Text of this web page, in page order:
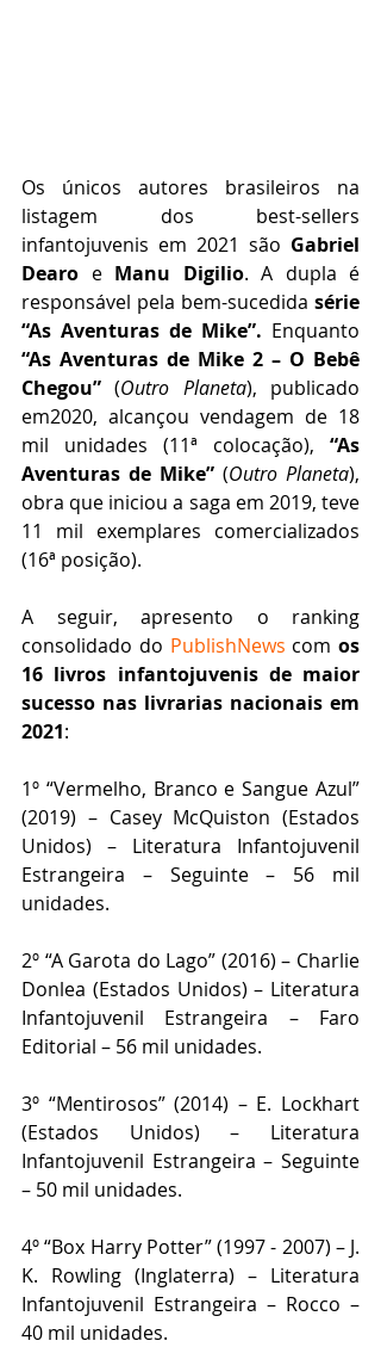
Os únicos autores brasileiros na
listagem dos best-sellers
infantojuvenis em 2021 são Gabriel
Dearo e Manu Digilio. A dupla é
responsável pela bem-sucedida série
“As Aventuras de Mike”.
“As Aventuras de Mike 2 – O Bebê
Chegou” (Outro Planeta), publicado
em2020, alcançou vendagem de 18
mil unidades (11ª colocação), “As
Aventuras de Mike” (Outro Planeta),
obra que iniciou a saga em 2019, teve
11 mil exemplares comercializados
(16ª posição).
A seguir, apresento o ranking
consolidado do PublishNews com os
16 livros infantojuvenis de maior
sucesso nas livrarias nacionais em
2021:
1º “Vermelho, Branco e Sangue Azul”
(2019) – Casey McQuiston (Estados
Unidos) – Literatura Infantojuvenil
Estrangeira – Seguinte – 56 mil
unidades.
2º “A Garota do Lago” (2016) – Charlie
Donlea (Estados Unidos) – Literatura
Infantojuvenil Estrangeira – Faro
Editorial – 56 mil unidades.
3º “Mentirosos” (2014) – E. Lockhart
(Estados Unidos) – Literatura
Infantojuvenil Estrangeira – Seguinte
– 50 mil unidades.
4º “Box Harry Potter” (1997 - 2007) – J.
K. Rowling (Inglaterra) – Literatura
Infantojuvenil Estrangeira – Rocco –
40 mil unidades.